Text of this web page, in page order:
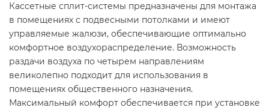
Кассетные сплит-системы предназначены для монтажа
в помещениях с подвесными потолками и имеют
управляемые жалюзи, обеспечивающие оптимально
комфортное воздухораспределение. Возможность
раздачи воздуха по четырем направлениям
великолепно подходит для использования в
помещениях общественного назначения.
Максимальный комфорт обеспечивается при установке